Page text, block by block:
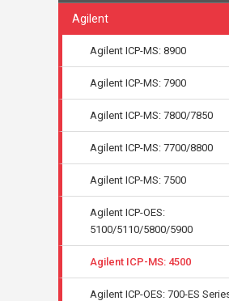
Agilent
Agilent ICP-MS: 8900
Agilent ICP-MS: 7900
Agilent ICP-MS: 7800/7850
Agilent ICP-MS: 7700/8800
Agilent ICP-MS: 7500
Agilent ICP-OES:
5100/5110/5800/5900
Agilent ICP-MS: 4500
Agilent ICP-OES: 700-ES